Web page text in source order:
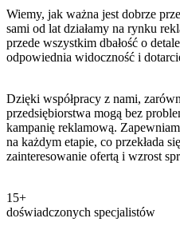
Wiemy, jak ważna jest dobrze
sami od lat działamy na rynku
przede wszystkim dbałość o
odpowiednia widoczność i
Dzięki współpracy z nami,
przedsiębiorstwa mogą bez
kampanię reklamową.
na każdym etapie, co przekłada
zainteresowanie ofertą i wzrost
15+
doświadczonych specjalistów